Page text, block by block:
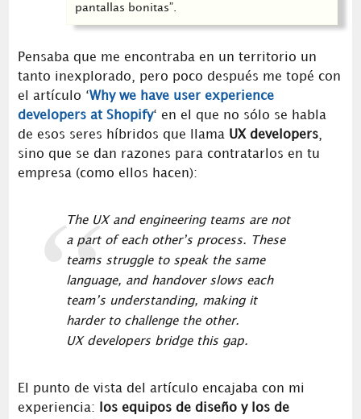
pantallas bonitas”.
Pensaba que me encontraba en un territorio un
tanto inexplorado, pero poco después me topé con
el artículo ‘Why we have user experience
developers at Shopify‘ en el que no sólo se habla
de esos seres híbridos que llama UX developers,
sino que se dan razones para contratarlos en tu
empresa (como ellos hacen):
The UX and engineering teams are not
a part of each other’s process. These
teams struggle to speak the same
language, and handover slows each
team’s understanding, making it
harder to challenge the other.
UX developers bridge this gap.
El punto de vista del artículo encajaba con mi
experiencia:
los equipos de diseño y los de